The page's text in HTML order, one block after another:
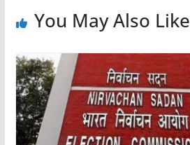
You May Also Like